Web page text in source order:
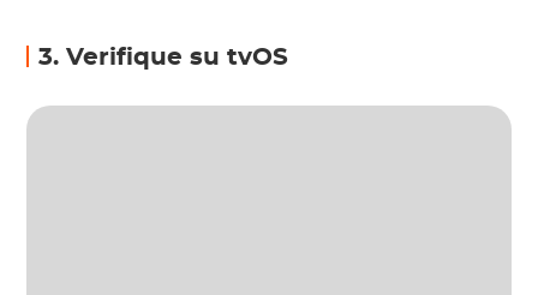
3. Verifique su tvOS